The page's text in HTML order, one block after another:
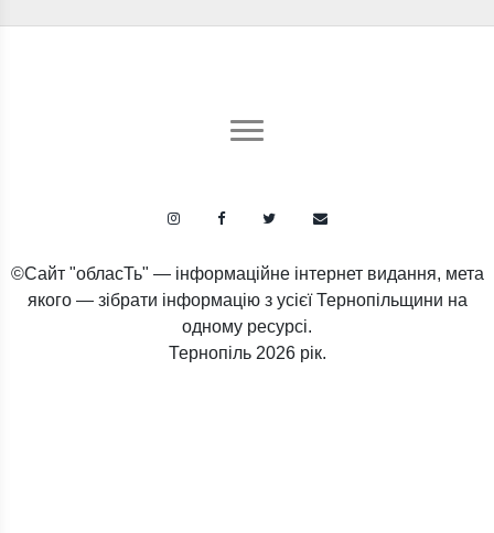
©Сайт "обласТь" — інформаційне інтернет видання, мета
якого — зібрати інформацію з усієї Тернопільщини на
одному ресурсі.
Тернопіль 2026 рік.